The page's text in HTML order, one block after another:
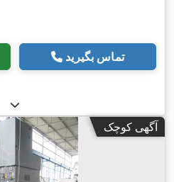
تماس بگیرید
آگهی کوچک